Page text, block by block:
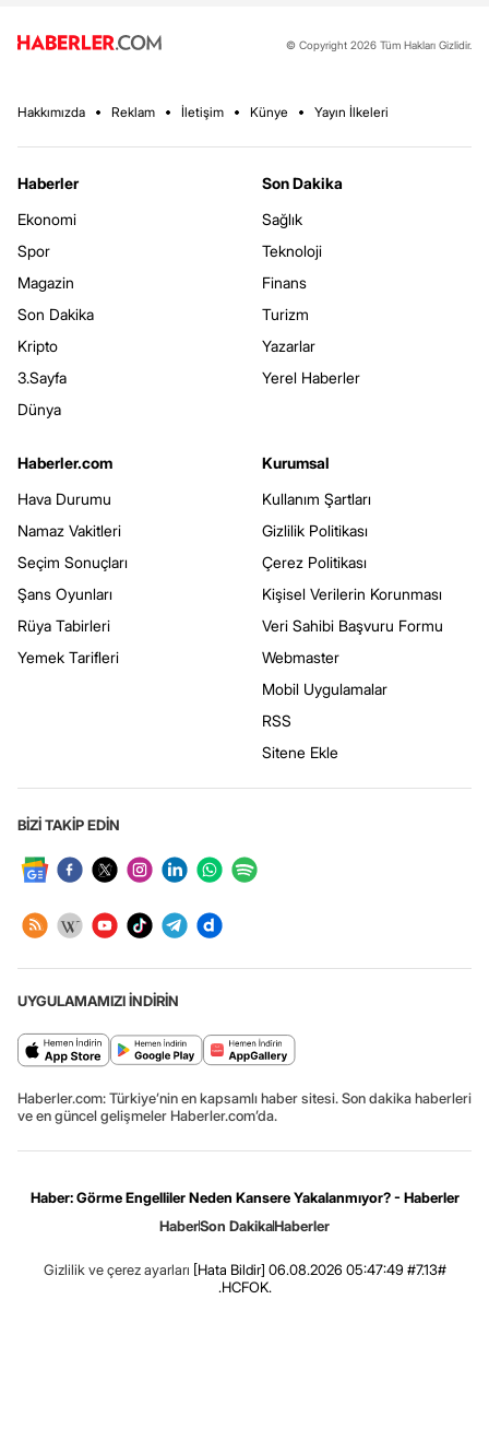
© Copyright 2026 Tüm Hakları Gizlidir.
Hakkımızda Reklam İletişim Künye Yayın İlkeleri
Haberler
Ekonomi
Spor
Magazin
Son Dakika
Kripto
3.Sayfa
Dünya
Son Dakika
Sağlık
Teknoloji
Finans
Turizm
Yazarlar
Yerel Haberler
Haberler.com
Hava Durumu
Namaz Vakitleri
Seçim Sonuçları
Şans Oyunları
Rüya Tabirleri
Yemek Tarifleri
Kurumsal
Kullanım Şartları
Gizlilik Politikası
Çerez Politikası
Kişisel Verilerin Korunması
Veri Sahibi Başvuru Formu
Webmaster
Mobil Uygulamalar
RSS
Sitene Ekle
BİZİ TAKİP EDİN
UYGULAMAMIZI İNDİRİN
Haberler.com: Türkiye’nin en kapsamlı haber sitesi. Son dakika haberleri
ve en güncel gelişmeler Haberler.com’da.
Haber: Görme Engelliler Neden Kansere Yakalanmıyor? - Haberler
HaberSon DakikaHaberler
Gizlilik ve çerez ayarları [Hata Bildir] 06.08.2026 05:47:49 #7.13#
.HCFOK.